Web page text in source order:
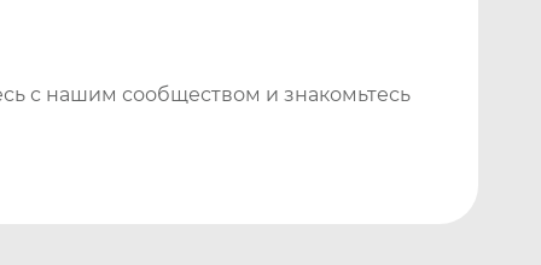
с нашим сообществом и знакомьтесь